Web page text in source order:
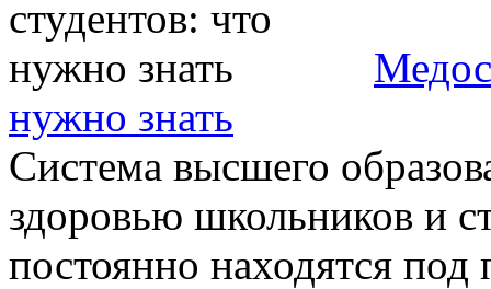
нужно знать
Система высшего
здоровью школьников и
постоянно находятся